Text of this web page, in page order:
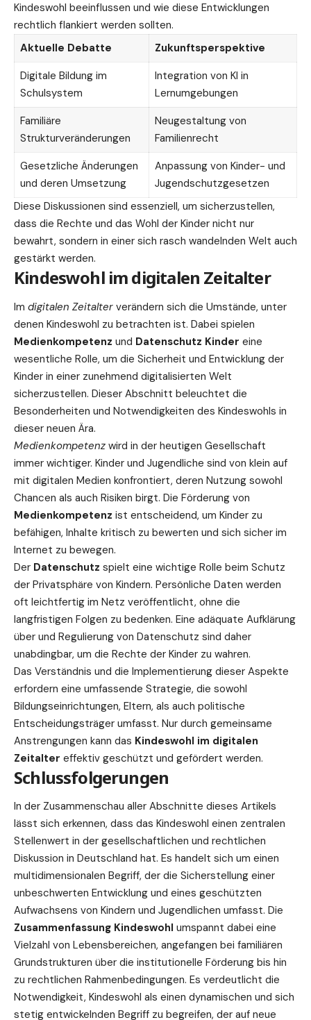
Kindeswohl beeinflussen und wie diese Entwicklungen
rechtlich flankiert werden sollten.
Aktuelle Debatte
Zukunftsperspektive
Digitale Bildung im
Schulsystem
Integration von KI in
Lernumgebungen
Familiäre
Strukturveränderungen
Neugestaltung von
Familienrecht
Gesetzliche Änderungen
und deren Umsetzung
Anpassung von Kinder- und
Jugendschutzgesetzen
Diese Diskussionen sind essenziell, um sicherzustellen,
dass die Rechte und das Wohl der Kinder nicht nur
bewahrt, sondern in einer sich rasch wandelnden Welt auch
gestärkt werden.
Kindeswohl im digitalen Zeitalter
Im digitalen Zeitalter verändern sich die Umstände, unter
denen Kindeswohl zu betrachten ist. Dabei spielen
Medienkompetenz und Datenschutz Kinder eine
wesentliche Rolle, um die Sicherheit und Entwicklung der
Kinder in einer zunehmend digitalisierten Welt
sicherzustellen. Dieser Abschnitt beleuchtet die
Besonderheiten und Notwendigkeiten des Kindeswohls in
dieser neuen Ära.
Medienkompetenz wird in der heutigen Gesellschaft
immer wichtiger. Kinder und Jugendliche sind von klein auf
mit digitalen Medien konfrontiert, deren Nutzung sowohl
Chancen als auch Risiken birgt. Die Förderung von
Medienkompetenz ist entscheidend, um Kinder zu
befähigen, Inhalte kritisch zu bewerten und sich sicher im
Internet zu bewegen.
Der Datenschutz spielt eine wichtige Rolle beim Schutz
der Privatsphäre von Kindern. Persönliche Daten werden
oft leichtfertig im Netz veröffentlicht, ohne die
langfristigen Folgen zu bedenken. Eine adäquate Aufklärung
über und Regulierung von Datenschutz sind daher
unabdingbar, um die Rechte der Kinder zu wahren.
Das Verständnis und die Implementierung dieser Aspekte
erfordern eine umfassende Strategie, die sowohl
Bildungseinrichtungen, Eltern, als auch politische
Entscheidungsträger umfasst. Nur durch gemeinsame
Anstrengungen kann das Kindeswohl im digitalen
Zeitalter effektiv geschützt und gefördert werden.
Schlussfolgerungen
In der Zusammenschau aller Abschnitte dieses Artikels
lässt sich erkennen, dass das Kindeswohl einen zentralen
Stellenwert in der gesellschaftlichen und rechtlichen
Diskussion in Deutschland hat. Es handelt sich um einen
multidimensionalen Begriff, der die Sicherstellung einer
unbeschwerten Entwicklung und eines geschützten
Aufwachsens von Kindern und Jugendlichen umfasst. Die
Zusammenfassung Kindeswohl umspannt dabei eine
Vielzahl von Lebensbereichen, angefangen bei familiären
Grundstrukturen über die institutionelle Förderung bis hin
zu rechtlichen Rahmenbedingungen. Es verdeutlicht die
Notwendigkeit, Kindeswohl als einen dynamischen und sich
stetig entwickelnden Begriff zu begreifen, der auf neue